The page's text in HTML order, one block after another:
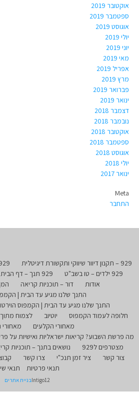
אוקטובר 2019
ספטמבר 2019
אוגוסט 2019
יולי 2019
יוני 2019
מאי 2019
אפריל 2019
מרץ 2019
פברואר 2019
ינואר 2019
דצמבר 2018
נובמבר 2018
אוקטובר 2018
ספטמבר 2018
אוגוסט 2018
יולי 2018
ינואר 2017
Meta
התחבר
929 – תקנון דיוור שיווקי ותקשורת דיגיטלית 929
929 ילדים – טו בשב"ט
929 תנך – דף הבית
אודות
דור – תוכניות קריאה
התנך שלנו מגיע עד הבית |
התנך שלנו מגיע עד הבית | הקמפוס
חלופה לעמוד הקמפוס
יוטיוב לצמוח
מאחורי הקלעים
מה פרשת השבוע? קריאות ישראליות ואישיות על
מצטרפים ל929
נושאים בתנך – תוכניות
צור קשר
ציר זמן תנכ"י צרו קשר
תנאי פרטיות
תנאי
Intigo12בניית אתרים